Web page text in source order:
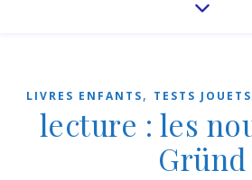
LIVRES ENFANTS, TESTS
lecture : les
Gründ